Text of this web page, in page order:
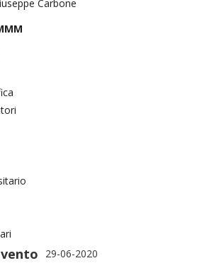
Carbone
29-06-2020